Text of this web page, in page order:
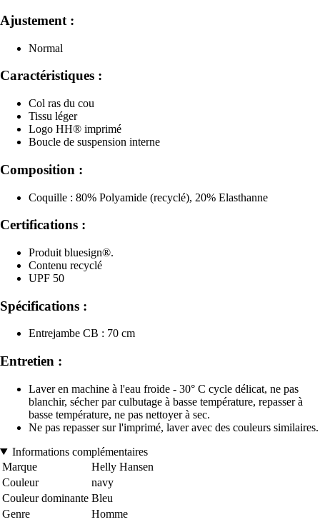
Ajustement :
Normal
Caractéristiques :
Col ras du cou
Tissu léger
Logo HH® imprimé
Boucle de suspension interne
Composition :
Coquille : 80% Polyamide (recyclé), 20% Elasthanne
Certifications :
Produit bluesign®.
Contenu recyclé
UPF 50
Spécifications :
Entrejambe CB : 70 cm
Entretien :
Laver en machine à l'eau froide - 30° C cycle délicat, ne pas
blanchir, sécher par culbutage à basse température, repasser à
basse température, ne pas nettoyer à sec.
Ne pas repasser sur l'imprimé, laver avec des couleurs similaires.
Informations complémentaires
Marque
Helly Hansen
Couleur
navy
Couleur dominante Bleu
Genre
Homme